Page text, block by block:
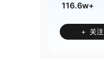
116.6w+
+ 关注